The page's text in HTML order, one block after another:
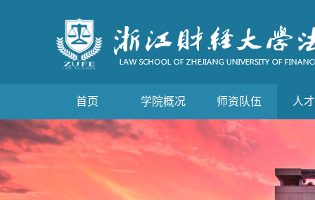
首页 学院概况 师资队伍 人